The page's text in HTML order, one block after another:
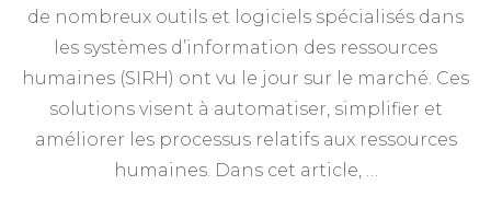
de nombreux outils et logiciels spécialisés dans
les systèmes d’information des ressources
humaines (SIRH) ont vu le jour sur le marché. Ces
solutions visent à automatiser, simplifier et
améliorer les processus relatifs aux ressources
humaines. Dans cet article, …